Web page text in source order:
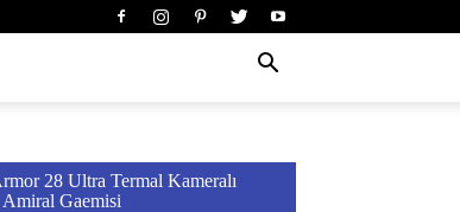
28 Ultra Termal Kameralı
Gaemisi